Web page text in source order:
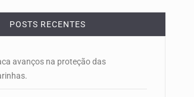
POSTS RECENTES
avanços na proteção das